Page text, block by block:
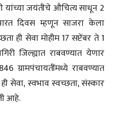
यांच्या जयंतीचे औचित्य साधून 2
दिवस म्हणून साजरा केला
ही सेवा मोहीम 17 सप्टेंबर ते 1
जिल्ह्यात राबवण्यात येणार
ग्रामपंचायतींमध्ये राबवण्यात
सेवा, स्वभाव स्वच्छता, संस्कार
आहे.